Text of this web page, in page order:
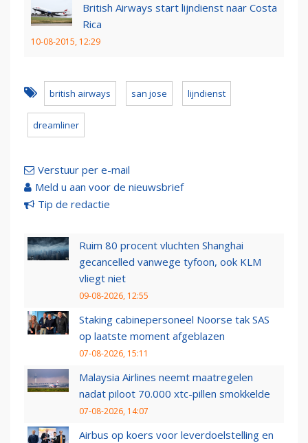
British Airways start lijndienst naar Costa
Rica
10-08-2015, 12:29
british airways san jose lijndienst
dreamliner
Verstuur per e-mail
Meld u aan voor de nieuwsbrief
Tip de redactie
Ruim 80 procent vluchten Shanghai
gecancelled vanwege tyfoon, ook KLM
vliegt niet
09-08-2026, 12:55
Staking cabinepersoneel Noorse tak SAS
op laatste moment afgeblazen
07-08-2026, 15:11
Malaysia Airlines neemt maatregelen
nadat piloot 70.000 xtc-pillen smokkelde
07-08-2026, 14:07
Airbus op koers voor leverdoelstelling en